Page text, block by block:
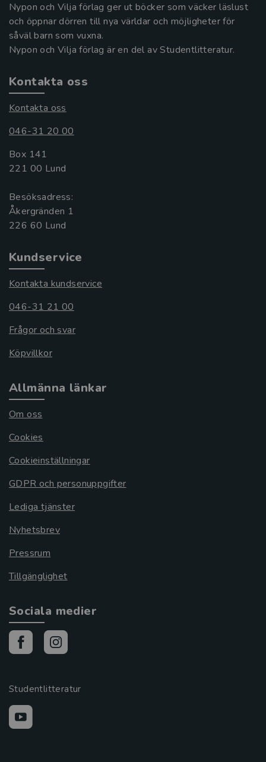
Nypon och Vilja förlag ger ut böcker som väcker läslust
och öppnar dörren till nya världar och möjligheter för
såväl barn som vuxna.
Nypon och Vilja förlag är en del av Studentlitteratur.
Kontakta oss
Kontakta oss
046-31 20 00
Box 141
221 00 Lund
Besöksadress:
Åkergränden 1
Kundservice
Kontakta kundservice
046-31 21 00
Frågor och svar
Köpvillkor
Allmänna länkar
Om oss
Cookies
Cookieinställningar
GDPR och personuppgifter
Lediga tjänster
Nyhetsbrev
Pressrum
Tillgänglighet
Sociala medier
Studentlitteratur